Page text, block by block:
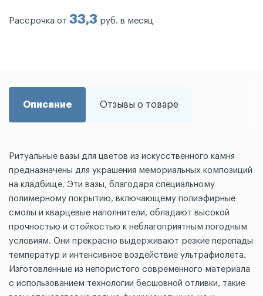
Рассрочка от 33,3 руб. в месяц
Описание Отзывы о товаре
Ритуальные вазы для цветов из искусственного камня
предназначены для украшения мемориальных композиций
на кладбище. Эти вазы, благодаря специальному
полимерному покрытию, включающему полиэфирные
смолы и кварцевые наполнители, обладают высокой
прочностью и стойкостью к неблагоприятным погодным
условиям. Они прекрасно выдерживают резкие перепады
температур и интенсивное воздействие ультрафиолета.
Изготовленные из непористого современного материала
с использованием технологии бесшовной отливки, такие